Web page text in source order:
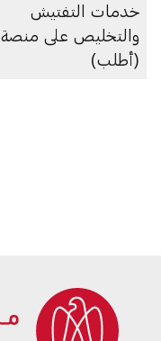
خدمات التفتيش
والتخليص على منصة
(أطلب)